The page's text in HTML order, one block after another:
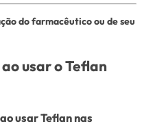
do farmacêutico ou de seu
usar o Teflan
usar Teflan nas